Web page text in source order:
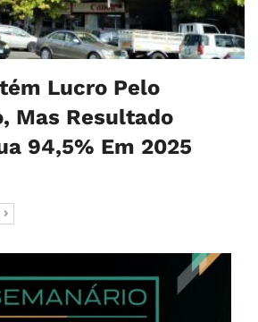
Lucro Pelo
Mas Resultado
94,5% Em 2025